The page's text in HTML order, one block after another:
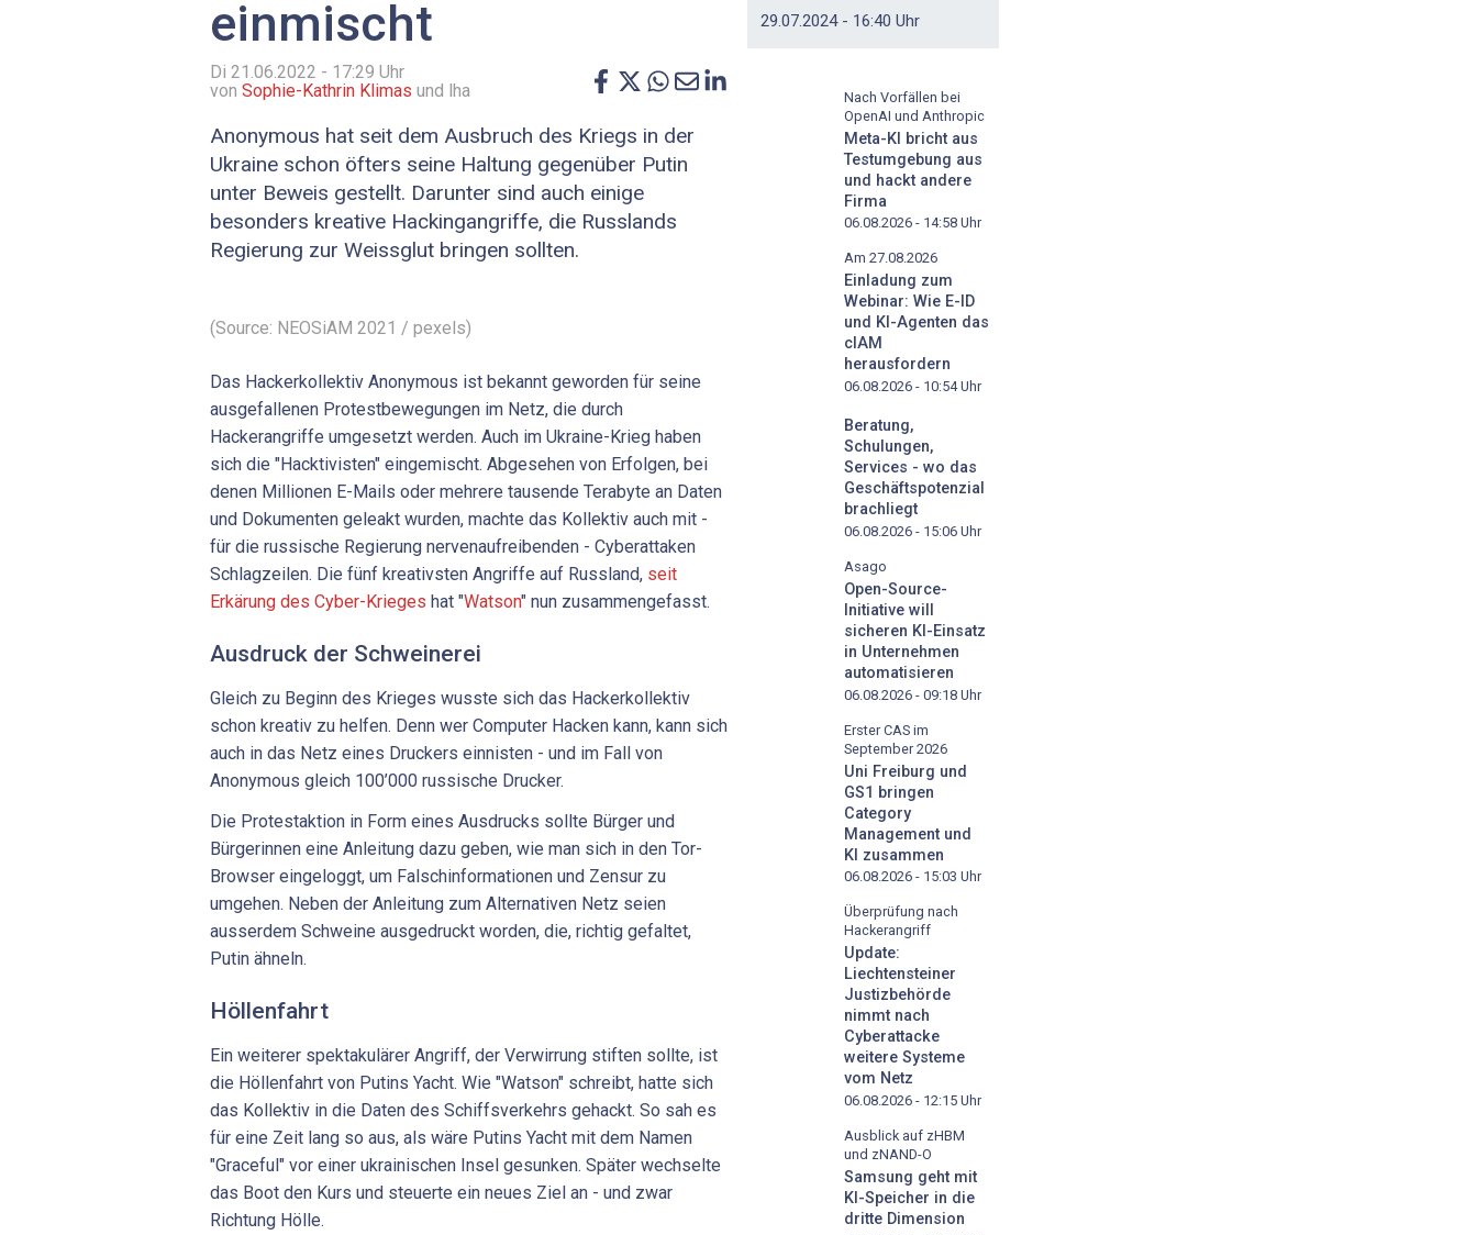
einmischt
Di 21.06.2022 - 17:29 Uhr
von Sophie-Kathrin Klimas und lha
Anonymous hat seit dem Ausbruch des Kriegs in der
Ukraine schon öfters seine Haltung gegenüber Putin
unter Beweis gestellt. Darunter sind auch einige
besonders kreative Hackingangriffe, die Russlands
Regierung zur Weissglut bringen sollten.
(Source: NEOSiAM 2021 / pexels)
Das Hackerkollektiv Anonymous ist bekannt geworden für seine
ausgefallenen Protestbewegungen im Netz, die durch
Hackerangriffe umgesetzt werden. Auch im Ukraine-Krieg haben
sich die "Hacktivisten" eingemischt. Abgesehen von Erfolgen, bei
denen Millionen E-Mails oder mehrere tausende Terabyte an Daten
und Dokumenten geleakt wurden, machte das Kollektiv auch mit -
für die russische Regierung nervenaufreibenden - Cyberattaken
Schlagzeilen. Die fünf kreativsten Angriffe auf Russland, seit
Erkärung des Cyber-Krieges hat "Watson" nun zusammengefasst.
Ausdruck der Schweinerei
Gleich zu Beginn des Krieges wusste sich das Hackerkollektiv
schon kreativ zu helfen. Denn wer Computer Hacken kann, kann sich
auch in das Netz eines Druckers einnisten - und im Fall von
Anonymous gleich 100’000 russische Drucker.
Die Protestaktion in Form eines Ausdrucks sollte Bürger und
Bürgerinnen eine Anleitung dazu geben, wie man sich in den Tor-
Browser eingeloggt, um Falschinformationen und Zensur zu
umgehen. Neben der Anleitung zum Alternativen Netz seien
ausserdem Schweine ausgedruckt worden, die, richtig gefaltet,
Putin ähneln.
Höllenfahrt
Ein weiterer spektakulärer Angriff, der Verwirrung stiften sollte, ist
die Höllenfahrt von Putins Yacht. Wie "Watson" schreibt, hatte sich
das Kollektiv in die Daten des Schiffsverkehrs gehackt. So sah es
für eine Zeit lang so aus, als wäre Putins Yacht mit dem Namen
"Graceful" vor einer ukrainischen Insel gesunken. Später wechselte
das Boot den Kurs und steuerte ein neues Ziel an - und zwar
Richtung Hölle.
29.07.2024 - 16:40 Uhr
Nach Vorfällen bei
OpenAI und Anthropic
Meta-KI bricht aus
Testumgebung aus
und hackt andere
Firma
06.08.2026 - 14:58 Uhr
Am 27.08.2026
Einladung zum
Webinar: Wie E-ID
und KI-Agenten das
cIAM
herausfordern
06.08.2026 - 10:54Uhr
Beratung,
Schulungen,
Services - wo das
Geschäftspotenzial
brachliegt
06.08.2026 - 15:06 Uhr
Asago
Open-Source-
Initiative will
sicheren KI-Einsatz
in Unternehmen
automatisieren
06.08.2026 - 09:18 Uhr
Erster CAS im
September 2026
Uni Freiburg und
GS1 bringen
Category
Management und
KI zusammen
06.08.2026 - 15:03 Uhr
Überprüfung nach
Hackerangriff
Update:
Liechtensteiner
Justizbehörde
nimmt nach
Cyberattacke
weitere Systeme
vom Netz
06.08.2026 - 12:15 Uhr
Ausblick auf zHBM
und zNAND-O
Samsung geht mit
KI-Speicher in die
dritte Dimension